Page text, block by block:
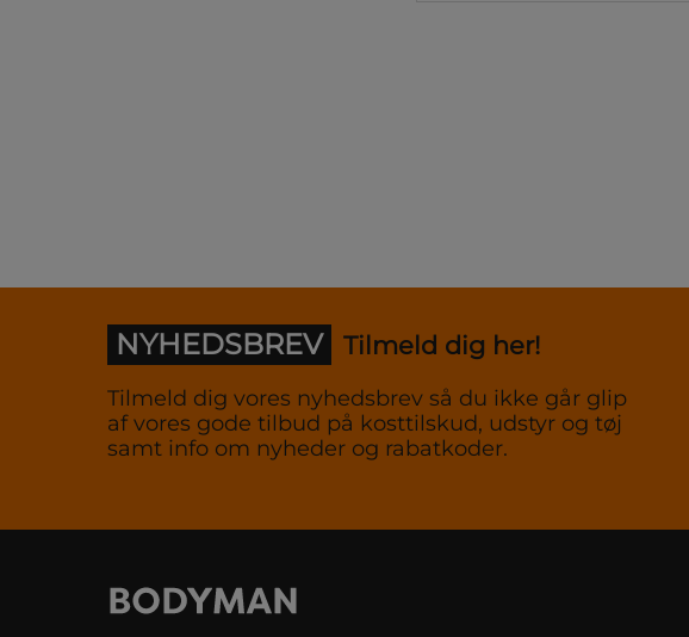
NYHEDSBREV Tilmeld dig her!
Tilmeld dig vores nyhedsbrev så du ikke går glip
af vores gode tilbud på kosttilskud, udstyr og tøj
samt info om nyheder og rabatkoder.